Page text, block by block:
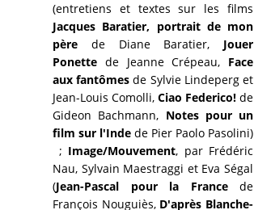
(entretiens et textes sur les films
Jacques Baratier, portrait de mon
père de Diane Baratier, Jouer
Ponette de Jeanne Crépeau, Face
aux fantômes de Sylvie Lindeperg et
Jean-Louis Comolli,Ciao Federico! de
Gideon Bachmann, Notes pour un
film sur l'Inde de Pier Paolo Pasolini)
; Image/Mouvement, par Frédéric
Nau, Sylvain Maestraggi et Eva Ségal
(Jean-Pascal pour la Francede
François Nouguiès, D'après Blanche-